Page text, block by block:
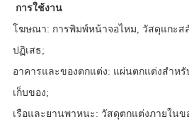
การใช้งาน
โฆษณา: การพิมพ์หน้าจอไหม, วัสดุแกะส
ปฏิเสธ;
อาคารและของตกแต่ง: แผ่นตกแต่งสำห
เก็บของ;
เรือและยานพาหนะ: วัสดุตกแต่งภายในข